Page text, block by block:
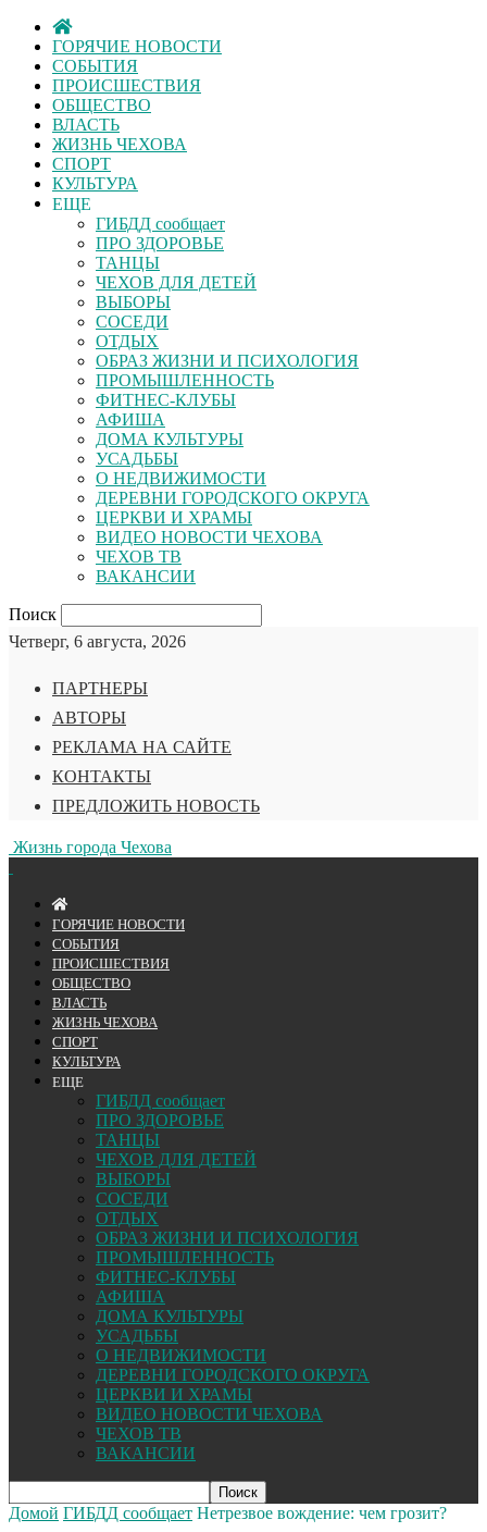
ГОРЯЧИЕ НОВОСТИ
СОБЫТИЯ
ПРОИСШЕСТВИЯ
ОБЩЕСТВО
ВЛАСТЬ
ЖИЗНЬ ЧЕХОВА
СПОРТ
КУЛЬТУРА
ЕЩЕ
ГИБДД сообщает
ПРО ЗДОРОВЬЕ
ТАНЦЫ
ЧЕХОВ ДЛЯ ДЕТЕЙ
ВЫБОРЫ
СОСЕДИ
ОТДЫХ
ОБРАЗ ЖИЗНИ И ПСИХОЛОГИЯ
ПРОМЫШЛЕННОСТЬ
ФИТНЕС-КЛУБЫ
АФИША
ДОМА КУЛЬТУРЫ
УСАДЬБЫ
О НЕДВИЖИМОСТИ
ДЕРЕВНИ ГОРОДСКОГО ОКРУГА
ЦЕРКВИ И ХРАМЫ
ВИДЕО НОВОСТИ ЧЕХОВА
ЧЕХОВ ТВ
ВАКАНСИИ
Поиск
Четверг, 6 августа, 2026
ПАРТНЕРЫ
АВТОРЫ
РЕКЛАМА НА САЙТЕ
КОНТАКТЫ
ПРЕДЛОЖИТЬ НОВОСТЬ
Жизнь города Чехова
ГОРЯЧИЕ НОВОСТИ
СОБЫТИЯ
ПРОИСШЕСТВИЯ
ОБЩЕСТВО
ВЛАСТЬ
ЖИЗНЬ ЧЕХОВА
СПОРТ
КУЛЬТУРА
ЕЩЕ
ГИБДД сообщает
ПРО ЗДОРОВЬЕ
ТАНЦЫ
ЧЕХОВ ДЛЯ ДЕТЕЙ
ВЫБОРЫ
СОСЕДИ
ОТДЫХ
ОБРАЗ ЖИЗНИ И ПСИХОЛОГИЯ
ПРОМЫШЛЕННОСТЬ
ФИТНЕС-КЛУБЫ
АФИША
ДОМА КУЛЬТУРЫ
УСАДЬБЫ
О НЕДВИЖИМОСТИ
ДЕРЕВНИ ГОРОДСКОГО ОКРУГА
ЦЕРКВИ И ХРАМЫ
ВИДЕО НОВОСТИ ЧЕХОВА
ЧЕХОВ ТВ
ВАКАНСИИ
Домой ГИБДД сообщает Нетрезвое вождение: чем грозит?